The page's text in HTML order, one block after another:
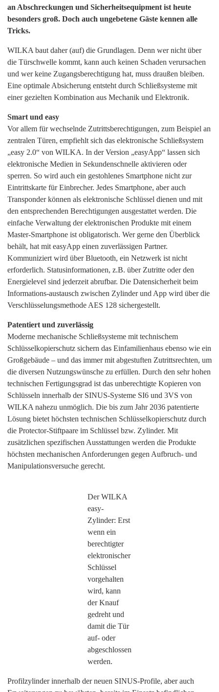
an Abschreckungen und Sicherheitsequipment ist heute
besonders groß. Doch auch ungebetene Gäste kennen alle
Tricks.
WILKA baut daher (auf) die Grundlagen. Denn wer nicht über
die Türschwelle kommt, kann auch keinen Schaden verursachen
und wer keine Zugangsberechtigung hat, muss draußen bleiben.
Eine optimale Absicherung entsteht durch Schließsysteme mit
einer gezielten Kombination aus Mechanik und Elektronik.
Smart und easy
Vor allem für wechselnde Zutrittsberechtigungen, zum Beispiel an
zentralen Türen, empfiehlt sich das elektronische Schließsystem
„easy 2.0“ von WILKA. In der Version „easyApp“ lassen sich
elektronische Medien in Sekundenschnelle aktivieren oder
sperren. So wird auch ein gestohlenes Smartphone nicht zur
Eintrittskarte für Einbrecher. Jedes Smartphone, aber auch
Transponder können als elektronische Schlüssel dienen und mit
den entsprechenden Berechtigungen ausgestattet werden. Die
einfache Verwaltung der elektronischen Produkte mit einem
Master-Smartphone ist obligatorisch. Wer gerne den Überblick
behält, hat mit easyApp einen zuverlässigen Partner.
Kommuniziert wird über Bluetooth, ein Netzwerk ist nicht
erforderlich. Statusinformationen, z.B. über Zutritte oder den
Energielevel sind jederzeit abrufbar. Die Datensicherheit beim
Informations-austausch zwischen Zylinder und App wird über die
Verschlüsselungsmethode AES 128 sichergestellt.
Patentiert und zuverlässig
Moderne mechanische Schließsysteme mit technischem
Schlüsselkopierschutz sichern das Einfamilienhaus ebenso wie ein
Großgebäude – und das immer mit abgestuften Zutrittsrechten, um
die diversen Nutzungswünsche zu erfüllen. Durch den sehr hohen
technischen Fertigungsgrad ist das unberechtigte Kopieren von
Schlüsseln innerhalb der SINUS-Systeme SI6 und 3VS von
WILKA nahezu unmöglich. Die bis zum Jahr 2036 patentierte
Lösung bietet höchsten technischen Schlüsselkopierschutz durch
die Protector-Stiftpaare im Schlüssel bzw. Zylinder. Mit
zusätzlichen spezifischen Ausstattungen werden die Produkte
höchsten mechanischen Anforderungen gegen Aufbruch- und
Manipulationsversuche gerecht.
Der WILKA
easy-
Zylinder: Erst
wenn ein
berechtigter
elektronischer
Schlüssel
vorgehalten
wird, kann
der Knauf
gedreht und
damit die Tür
auf- oder
abgeschlossen
werden.
Profilzylinder innerhalb der neuen SINUS-Profile, aber auch